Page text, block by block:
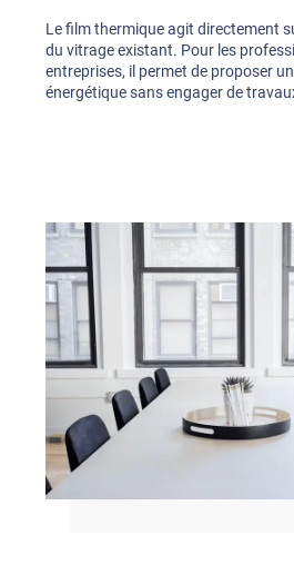
Le film thermique agit directement
du vitrage existant. Pour les
entreprises, il permet de proposer
énergétique sans engager de